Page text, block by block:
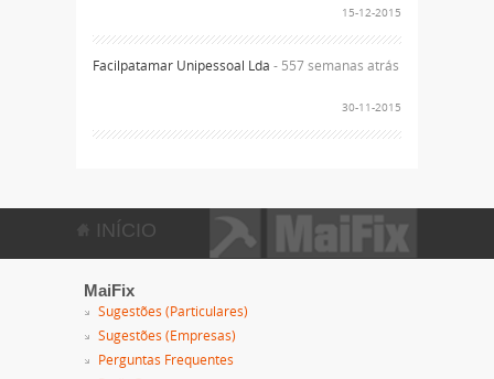
15-12-2015
Facilpatamar Unipessoal Lda - 557 semanas atrás
30-11-2015
INÍCIO
MaiFix
Sugestões (Particulares)
Sugestões (Empresas)
Perguntas Frequentes